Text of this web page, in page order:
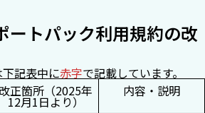
ートパック利用規約の改
記表中に赤字で記載しています。
改正箇所（2025年
12月1日より）
内容・説明